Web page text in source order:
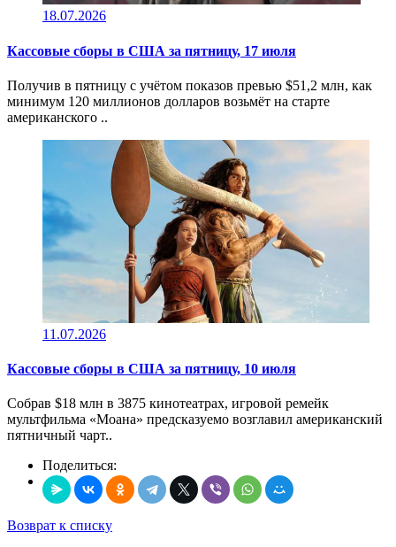
18.07.2026
Кассовые сборы в CША за пятницу, 17 июля
Получив в пятницу c учётом показов превью $51,2 млн, как
минимум 120 миллионов долларов возьмёт на старте
американского ..
11.07.2026
Кассовые сборы в CША за пятницу, 10 июля
Собрав $18 млн в 3875 кинотеатрах, игровой ремейк
мультфильма «Моана» предсказуемо возглавил американский
пятничный чарт..
Поделиться:
Возврат к списку